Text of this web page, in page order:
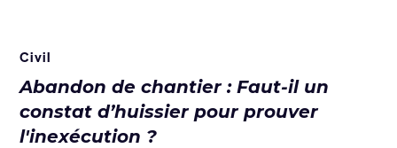
Civil
Abandon de chantier : Faut-il un
constat d’huissier pour prouver
l'inexécution ?